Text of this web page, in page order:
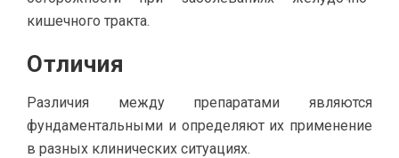
кишечного тракта.
Отличия
Различия между препаратами являются
фундаментальными и определяют их применение
в разных клинических ситуациях.